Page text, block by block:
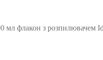
мл флакон з розпилювачем